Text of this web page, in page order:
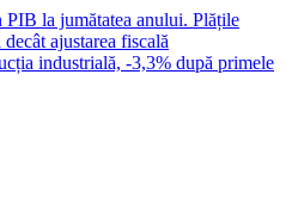
la jumătatea anului. Plățile
ajustarea fiscală
industrială, -3,3% după primele